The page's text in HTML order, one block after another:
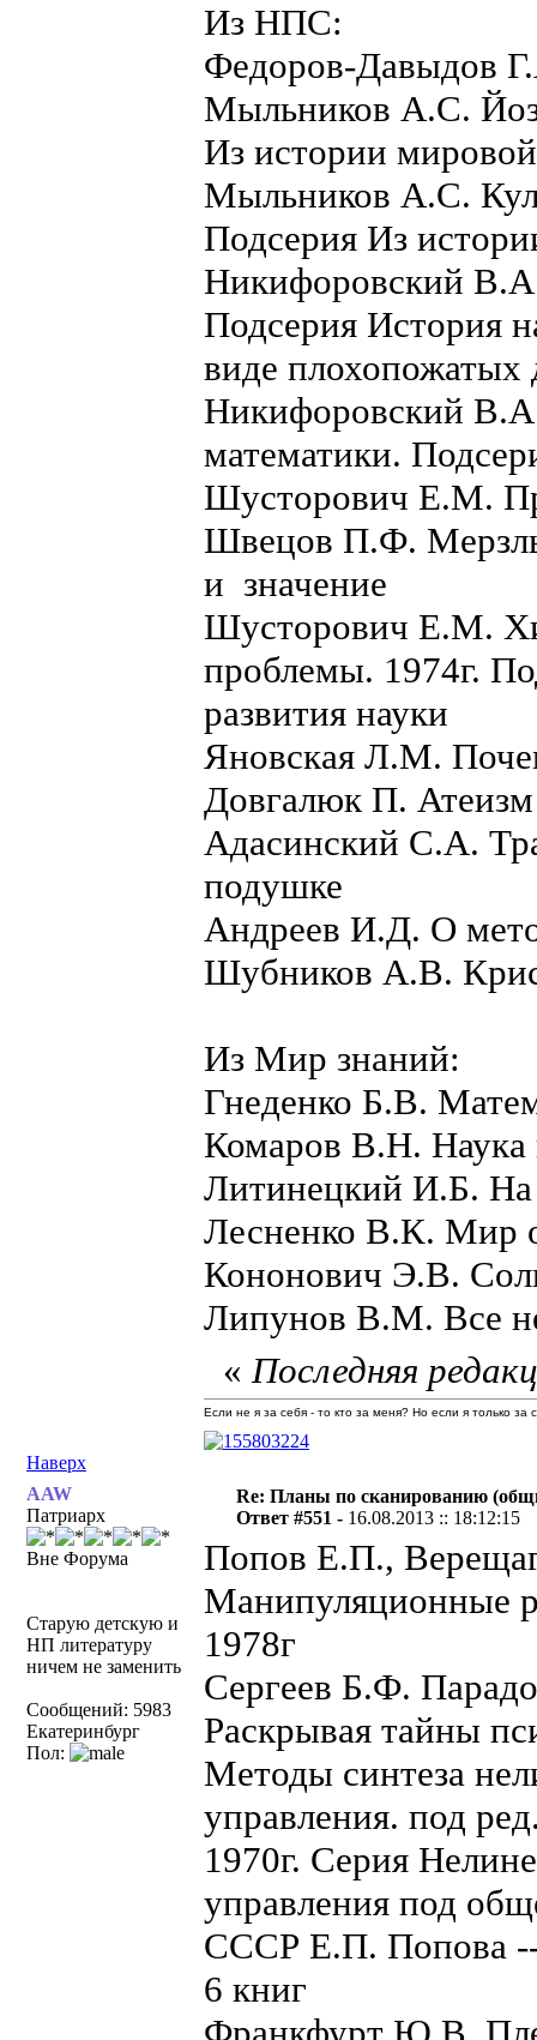
Из НПС:
Федоров-Давыдов
Мыльников А.С.
Из истории
Мыльников А.С.
Подсерия Из
Никифоровский
Подсерия История
виде плохопожатых
Никифоровский
математики.
Шусторович Е.М.
Швецов П.Ф.
и значение
Шусторович Е.М.
проблемы. 1974г.
развития науки
Яновская Л.М.
Довгалюк П. Атеизм
Адасинский С.А.
подушке
Андреев И.Д. О
Шубников А.В.
Из Мир знаний:
Гнеденко Б.В.
Комаров В.Н.
Литинецкий И.Б. На
Лесненко В.К. Мир
Кононович Э.В.
Липунов В.М. Все
Наверх
«Последняя
Если не я за себя - то кто за меня? Но если я только
AAW
Патриарх
Вне Форума
Старую детскую и
НП литературу
ничем не заменить
Сообщений: 5983
Екатеринбург
Пол:
Re: Планы по сканированию
Ответ #551 - 16.08.2013 :: 18:12:15
Попов Е.П.,
Манипуляционные
1978г
Сергеев Б.Ф.
Раскрывая тайны
Методы синтеза
управления. под
1970г. Серия
управления под
СССР Е.П. Попова
6 книг